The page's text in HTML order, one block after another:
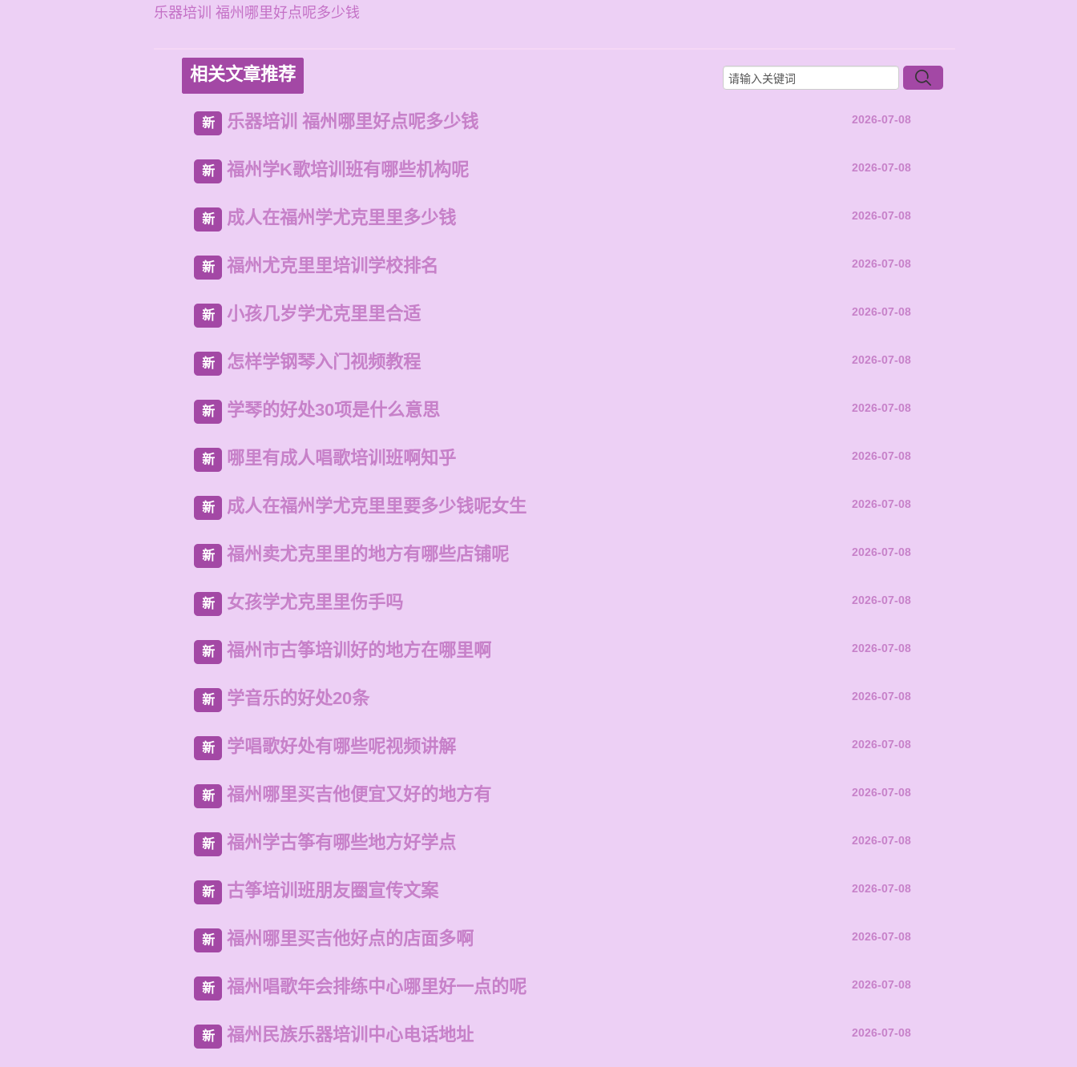
乐器培训 福州哪里好点呢多少钱
相关文章推荐
新 乐器培训 福州哪里好点呢多少钱 2026-07-08
新 福州学K歌培训班有哪些机构呢 2026-07-08
新 成人在福州学尤克里里多少钱 2026-07-08
新 福州尤克里里培训学校排名 2026-07-08
新 小孩几岁学尤克里里合适 2026-07-08
新 怎样学钢琴入门视频教程 2026-07-08
新 学琴的好处30项是什么意思 2026-07-08
新 哪里有成人唱歌培训班啊知乎 2026-07-08
新 成人在福州学尤克里里要多少钱呢女生 2026-07-08
新 福州卖尤克里里的地方有哪些店铺呢 2026-07-08
新 女孩学尤克里里伤手吗 2026-07-08
新 福州市古筝培训好的地方在哪里啊 2026-07-08
新 学音乐的好处20条 2026-07-08
新 学唱歌好处有哪些呢视频讲解 2026-07-08
新 福州哪里买吉他便宜又好的地方有 2026-07-08
新 福州学古筝有哪些地方好学点 2026-07-08
新 古筝培训班朋友圈宣传文案 2026-07-08
新 福州哪里买吉他好点的店面多啊 2026-07-08
新 福州唱歌年会排练中心哪里好一点的呢 2026-07-08
新 福州民族乐器培训中心电话地址 2026-07-08